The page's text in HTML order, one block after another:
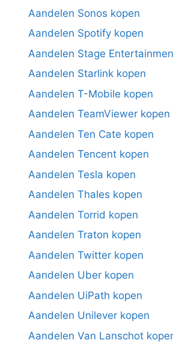
Aandelen Sonos kopen
Aandelen Spotify kopen
Aandelen Stage
Aandelen Starlink kopen
Aandelen T-Mobile kopen
Aandelen TeamViewer kopen
Aandelen Ten Cate kopen
Aandelen Tencent kopen
Aandelen Tesla kopen
Aandelen Thales kopen
Aandelen Torrid kopen
Aandelen Traton kopen
Aandelen Twitter kopen
Aandelen Uber kopen
Aandelen UiPath kopen
Aandelen Unilever kopen
Aandelen Van Lanschot